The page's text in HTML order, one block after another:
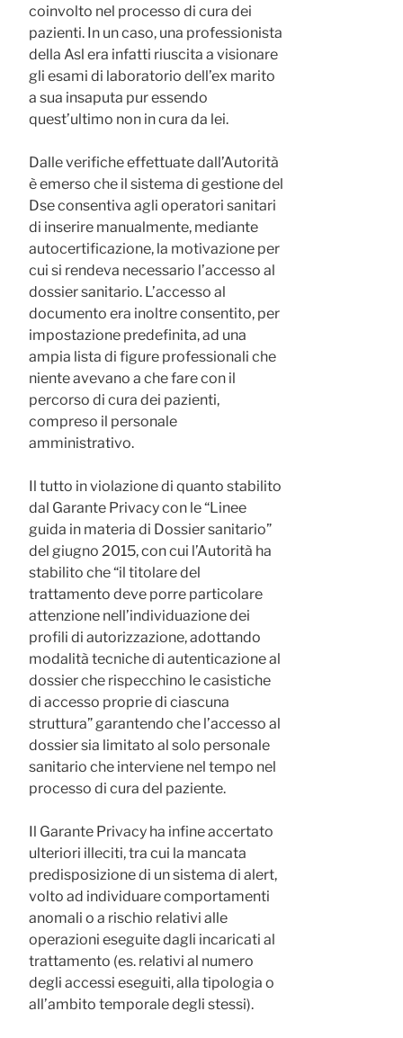
coinvolto nel processo di cura dei
pazienti. In un caso, una professionista
della Asl era infatti riuscita a visionare
gli esami di laboratorio dell’ex marito
a sua insaputa pur essendo
quest’ultimo non in cura da lei.
Dalle verifiche effettuate dall’Autorità
è emerso che il sistema di gestione del
Dse consentiva agli operatori sanitari
di inserire manualmente, mediante
autocertificazione, la motivazione per
cui si rendeva necessario l’accesso al
dossier sanitario. L’accesso al
documento era inoltre consentito, per
impostazione predefinita, ad una
ampia lista di figure professionali che
niente avevano a che fare con il
percorso di cura dei pazienti,
compreso il personale
amministrativo.
Il tutto in violazione di quanto stabilito
dal Garante Privacy con le “Linee
guida in materia di Dossier sanitario”
del giugno 2015, con cui l’Autorità ha
stabilito che “il titolare del
trattamento deve porre particolare
attenzione nell’individuazione dei
profili di autorizzazione, adottando
modalità tecniche di autenticazione al
dossier che rispecchino le casistiche
di accesso proprie di ciascuna
struttura” garantendo che l’accesso al
dossier sia limitato al solo personale
sanitario che interviene nel tempo nel
processo di cura del paziente.
Il Garante Privacy ha infine accertato
ulteriori illeciti, tra cui la mancata
predisposizione di un sistema di alert,
volto ad individuare comportamenti
anomali o a rischio relativi alle
operazioni eseguite dagli incaricati al
trattamento (es. relativi al numero
degli accessi eseguiti, alla tipologia o
all’ambito temporale degli stessi).